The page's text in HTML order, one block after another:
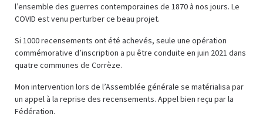
l’ensemble des guerres contemporaines de 1870 à nos jours. Le
COVID est venu perturber ce beau projet.
Si 1000 recensements ont été achevés, seule une opération
commémorative d’inscription a pu être conduite en juin 2021 dans
quatre communes de Corrèze.
Mon intervention lors de l’Assemblée générale se matérialisa par
un appel à la reprise des recensements. Appel bien reçu par la
Fédération.